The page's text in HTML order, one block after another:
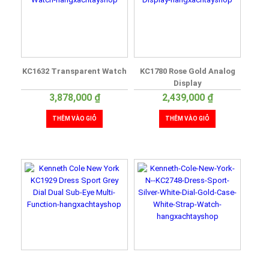
KC1632 Transparent Watch
3,878,000 ₫
THÊM VÀO GIỎ
KC1780 Rose Gold Analog
Display
2,439,000 ₫
THÊM VÀO GIỎ